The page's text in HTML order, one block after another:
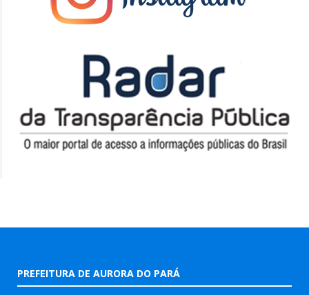
PREFEITURA DE AURORA DO PARÁ